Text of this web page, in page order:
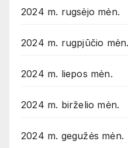
2024 m. rugsėjo mėn.
2024 m. rugpjūčio mėn.
2024 m. liepos mėn.
2024 m. birželio mėn.
2024 m. gegužės mėn.